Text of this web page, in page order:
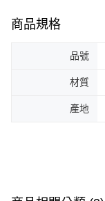
商品規格
品號
材質
產地